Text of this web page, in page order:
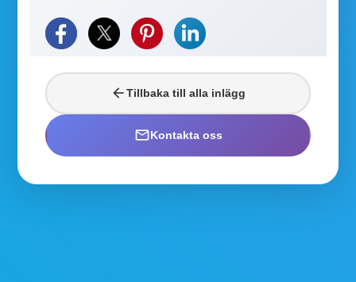
arrow_backTillbaka till alla inlägg
mail_outlineKontakta oss